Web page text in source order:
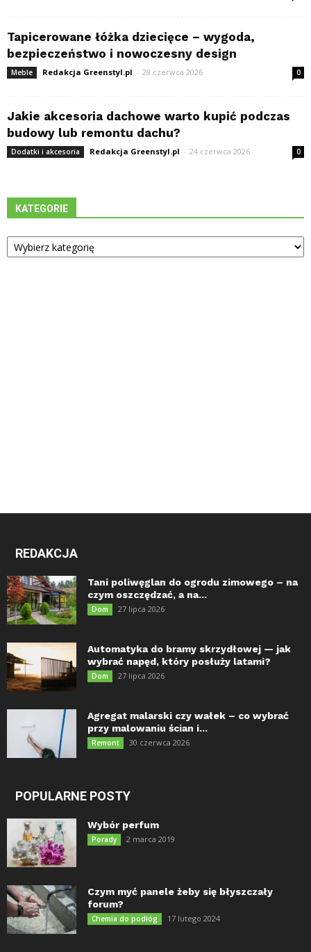
Tapicerowane łóżka dziecięce – wygoda,
bezpieczeństwo i nowoczesny design
Meble Redakcja Greenstyl.pl - 28 czerwca 2026 0
Jakie akcesoria dachowe warto kupić podczas
budowy lub remontu dachu?
Dodatki i akcesoria Redakcja Greenstyl.pl - 24 czerwca 2026 0
KATEGORIE
Kategorie
REDAKCJA
Tani poliwęglan do ogrodu zimowego – na
czym oszczędzać, a na...
Dom 27 lipca 2026
Automatyka do bramy skrzydłowej — jak
wybrać napęd, który posłuży latami?
Dom 27 lipca 2026
Agregat malarski czy wałek – co wybrać
przy malowaniu ścian i...
Remont 30 czerwca 2026
POPULARNE POSTY
Wybór perfum
Porady 2 marca 2019
Czym myć panele żeby się błyszczały
forum?
Chemia do podłóg 17 lutego 2024